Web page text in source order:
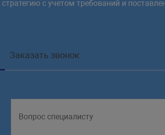
с учетом требований и
Заказать звонок